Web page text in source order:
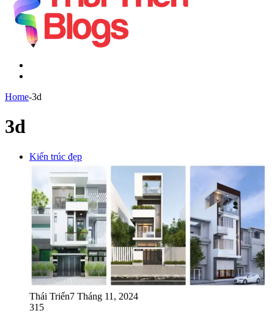
Home-3d
3d
Kiến trúc đẹp
Thái Triển7 Tháng 11, 2024
315